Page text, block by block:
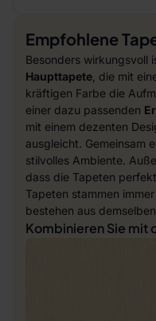
Empfohlene
Besonders wirkungsvoll
Haupttapete , die mit
kräftigen Farbe die
einer dazu passenden
mit einem dezenten
ausgleicht. Gemeinsam
stilvolles Ambiente.
dass die Tapeten
Tapeten stammen
bestehen aus
Kombinieren Sie mit